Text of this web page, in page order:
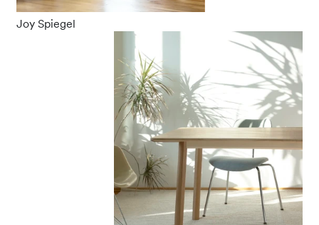
Joy Spiegel